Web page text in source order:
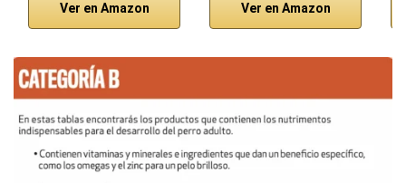
Ver en Amazon Ver en Amazon